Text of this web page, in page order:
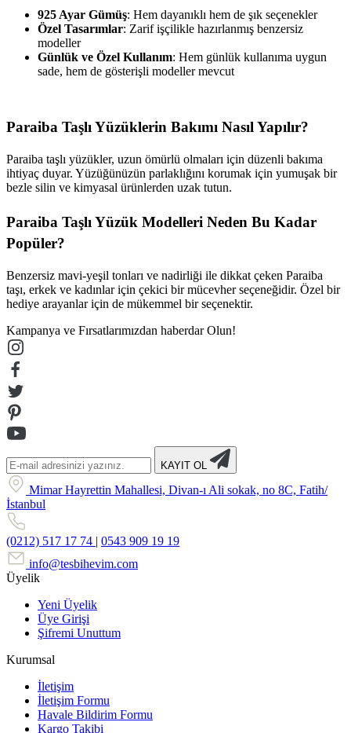
925 Ayar Gümüş: Hem dayanıklı hem de şık seçenekler
Özel Tasarımlar: Zarif işçilikle hazırlanmış benzersiz
modeller
Günlük ve Özel Kullanım: Hem günlük kullanıma uygun
sade, hem de gösterişli modeller mevcut
Paraiba Taşlı Yüzüklerin Bakımı Nasıl Yapılır?
Paraiba taşlı yüzükler, uzun ömürlü olmaları için düzenli bakıma
ihtiyaç duyar. Yüzüğünüzün parlaklığını korumak için yumuşak bir
bezle silin ve kimyasal ürünlerden uzak tutun.
Paraiba Taşlı Yüzük Modelleri Neden Bu Kadar
Popüler?
Benzersiz mavi-yeşil tonları ve nadirliği ile dikkat çeken Paraiba
taşı, erkek ve kadınlar için çekici bir mücevher seçeneğidir. Özel bir
hediye arayanlar için de mükemmel bir seçenektir.
Kampanya ve Fırsatlarımızdan haberdar Olun!
KAYIT OL
Mimar Hayrettin Mahallesi, Divan-ı Ali sokak, no 8C, Fatih/
İstanbul
(0212) 517 17 74 | 0543 909 19 19
info@tesbihevim.com
Üyelik
Yeni Üyelik
Üye Girişi
Şifremi Unuttum
Kurumsal
İletişim
İletişim Formu
Havale Bildirim Formu
Kargo Takibi